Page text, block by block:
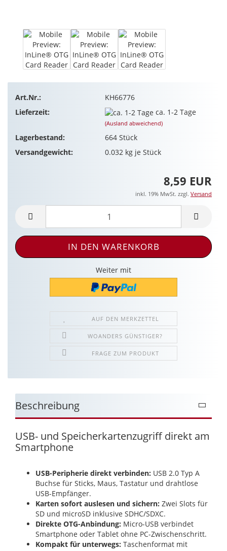
Art.Nr.:
KH66776
Lieferzeit:
ca. 1-2 Tage
(Ausland abweichend)
Lagerbestand: 664 Stück
Versandgewicht:
0.032 kg je Stück
8,59 EUR
inkl. 19% MwSt. zzgl. Versand
Weiter mit
AUF DEN MERKZETTEL
WOANDERS GÜNSTIGER?
FRAGE ZUM PRODUKT
Beschreibung
USB- und Speicherkartenzugriff direkt am
Smartphone
USB-Peripherie direkt verbinden: USB 2.0 Typ A
Buchse für Sticks, Maus, Tastatur und drahtlose
USB-Empfänger.
Karten sofort auslesen und sichern: Zwei Slots für
SD und microSD inklusive SDHC/SDXC.
Direkte OTG-Anbindung: Micro-USB verbindet
Smartphone oder Tablet ohne PC-Zwischenschritt.
Kompakt für unterwegs: Taschenformat mit